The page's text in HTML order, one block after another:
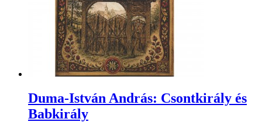
Duma-István András: Csontkirály és
Babkirály